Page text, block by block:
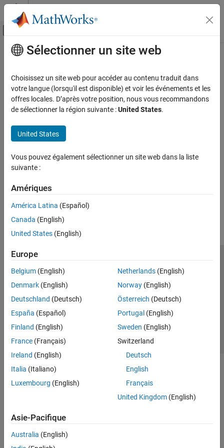
Passer au contenu
Activer/désactiver l'affichage du menu
Accueil de la documentation
Contenu principal
How useful was this information?
Sélectionner un site web
Choisissez un site web pour accéder au contenu traduit dans
votre langue (lorsqu'il est disponible) et voir les événements et les
offres locales. D’après votre position, nous vous recommandons
de sélectionner la région suivante :United States.
United States
Vous pouvez également sélectionner un site web dans la liste
suivante :
Amériques
América Latina (Español)
Canada (English)
United States (English)
Europe
Belgium (English)
Denmark (English)
Deutschland (Deutsch)
España (Español)
Finland (English)
France (Français)
Ireland (English)
Italia (Italiano)
Luxembourg (English)
Netherlands(English)
Norway(English)
Österreich (Deutsch)
Portugal (English)
Sweden (English)
Switzerland
Deutsch
English
Français
United Kingdom(English)
Asie-Pacifique
Australia (English)
Lutte anti-piratage
Contacts locaux
© 1994-2026 The MathWorks, Inc.